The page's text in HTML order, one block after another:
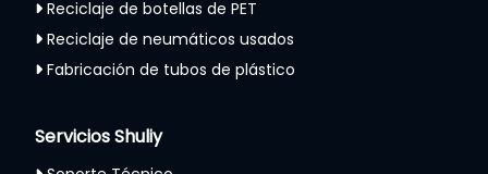
Reciclaje de botellas de PET
Reciclaje de neumáticos usados
Fabricación de tubos de plástico
Servicios Shuliy